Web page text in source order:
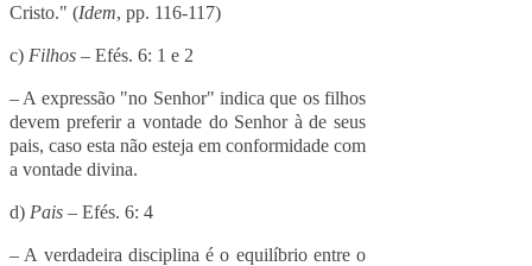
Cristo." (Idem, pp. 116-117)
c) Filhos – Efés. 6: 1 e 2
– A expressão "no Senhor" indica que os filhos
devem preferir a vontade do Senhor à de seus
pais, caso esta não esteja em conformidade com
a vontade divina.
d) Pais – Efés. 6: 4
– A verdadeira disciplina é o equilíbrio entre o